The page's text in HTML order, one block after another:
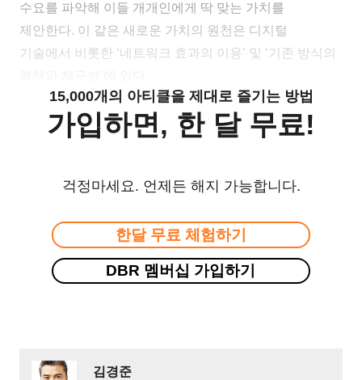
수요를 파악해 이들 개개인에게 딱 맞는 가치를
제안한다. 이 같은 새로운 가치의 원천은 디지털
기술에서 비롯한 ‘네트워크 효과의 이용’ 및 ‘기존 방식의
15,000개의 아티클을 제대로 즐기는 방법
가입하면, 한 달 무료!
걱정마세요. 언제든 해지 가능합니다.
한달 무료 체험하기
DBR 멤버십 가입하기
김경준